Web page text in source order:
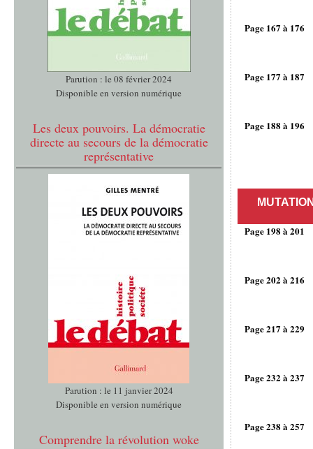
Parution : le 08 février 2024
Disponible en version numérique
Les deux pouvoirs. La démocratie
directe au secours de la démocratie
représentative
Parution : le 11 janvier 2024
Disponible en version numérique
Comprendre la révolution woke
Page 167 à 176
Page 177 à 187
Page 188 à 196
Page 198 à 201
Page 202 à 216
Page 217 à 229
Page 232 à 237
Page 238 à 257